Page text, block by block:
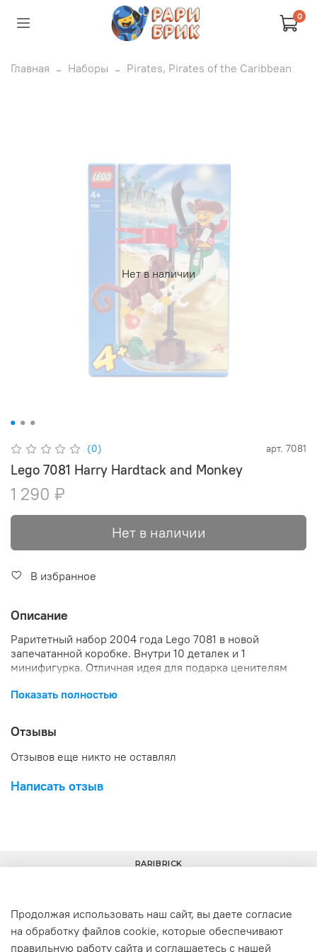
0
Главная Наборы Pirates, Pirates of the Caribbean
Нет в наличии
(0) арт. 7081
Lego 7081 Harry Hardtack and Monkey
1 290 ₽
Нет в наличии
В избранное
Описание
Раритетный набор 2004 года Lego 7081 в новой
запечатанной коробке. Внутри 10 деталек и 1
минифигурка. Отличная идея для подарка ценителям
Показать полностью
Отзывы
Отзывов еще никто не оставлял
Написать отзыв
+7(977) 633-00-30 info@raribrick.ru
RARIBRICK
Продолжая использовать наш сайт, вы даете согласие
на обработку файлов cookie, которые обеспечивают
правильную работу сайта и соглашаетесь с нашей